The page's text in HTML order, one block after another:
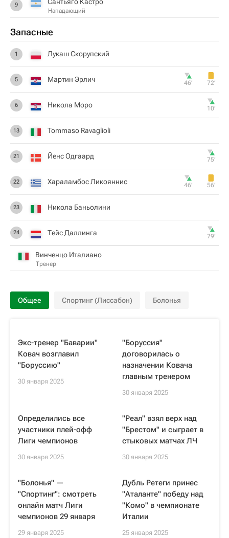
9
Нападающий
Запасные
1 Лукаш Скорупский
5 Мартин Эрлич 46‎’‎ 72‎’‎
6 Никола Моро 10‎’‎
13 Tommaso Ravaglioli
21 Йенс Одгаард 75‎’‎
22 Хараламбос Ликояннис 46‎’‎ 56‎’‎
23 Никола Баньолини
24 Тейс Даллинга 79‎’‎
Винченцо Италиано
Тренер
Общее Спортинг (Лиссабон) Болонья
Экс-тренер "Баварии"
Ковач возглавил
"Боруссию"
30 января 2025
"Боруссия"
договорилась о
назначении Ковача
главным тренером
30 января 2025
Определились все
участники плей-офф
Лиги чемпионов
30 января 2025
"Реал" взял верх над
"Брестом" и сыграет в
стыковых матчах ЛЧ
30 января 2025
"Болонья" —
"Спортинг": смотреть
онлайн матч Лиги
чемпионов 29 января
29 января 2025
Дубль Ретеги принес
"Аталанте" победу над
"Комо" в чемпионате
Италии
25 января 2025